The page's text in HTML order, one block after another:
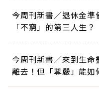
今周刊新書／退休金
「不窮」的第三人生？
今周刊新書／來到生
離去！但「尊嚴」能如